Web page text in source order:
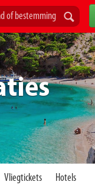
Vliegtickets Hotels